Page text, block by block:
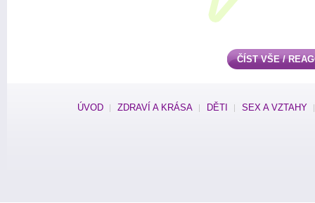
ČÍST VŠE /
ÚVOD ZDRAVÍ A KRÁSA DĚTI SEX A VZTAHY